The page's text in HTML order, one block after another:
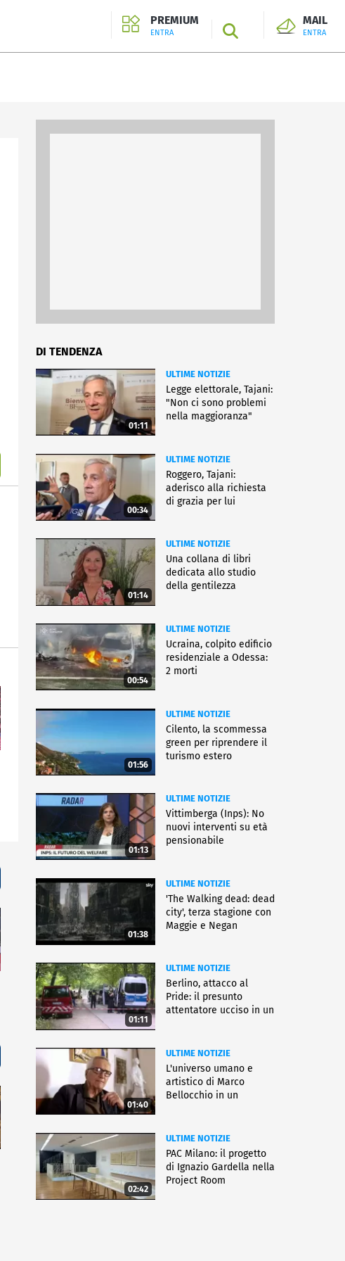
PREMIUM
ENTRA SEARCH
MAIL
ENTRA
DI TENDENZA
01:11
ULTIME NOTIZIE
Legge elettorale, Tajani:
"Non ci sono problemi
nella maggioranza"
00:34
ULTIME NOTIZIE
Roggero, Tajani:
aderisco alla richiesta
di grazia per lui
01:14
ULTIME NOTIZIE
Una collana di libri
dedicata allo studio
della gentilezza
00:54
ULTIME NOTIZIE
Ucraina, colpito edificio
residenziale a Odessa:
2 morti
01:56
ULTIME NOTIZIE
Cilento, la scommessa
green per riprendere il
turismo estero
01:13
ULTIME NOTIZIE
Vittimberga (Inps): No
nuovi interventi su età
pensionabile
01:38
ULTIME NOTIZIE
'The Walking dead: dead
city', terza stagione con
Maggie e Negan
01:11
ULTIME NOTIZIE
Berlino, attacco al
Pride: il presunto
attentatore ucciso in un
01:40
ULTIME NOTIZIE
L'universo umano e
artistico di Marco
Bellocchio in un
02:42
ULTIME NOTIZIE
PAC Milano: il progetto
di Ignazio Gardella nella
Project Room